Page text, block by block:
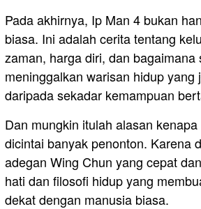
Pada akhirnya, Ip Man 4 bukan
biasa. Ini adalah cerita tentang
zaman, harga diri, dan bagaimana
meninggalkan warisan hidup yang
daripada sekadar kemampuan
Dan mungkin itulah alasan
dicintai banyak penonton. Karena
adegan Wing Chun yang cepat
hati dan filosofi hidup yang
dekat dengan manusia biasa.